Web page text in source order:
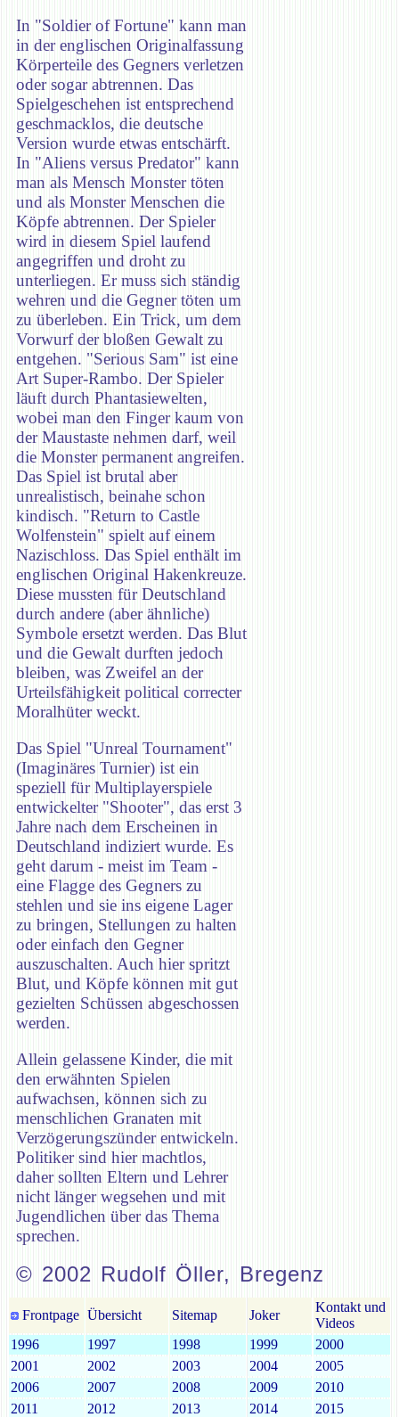
In "Soldier of Fortune" kann man
in der englischen Originalfassung
Körperteile des Gegners verletzen
oder sogar abtrennen. Das
Spielgeschehen ist entsprechend
geschmacklos, die deutsche
Version wurde etwas entschärft.
In "Aliens versus Predator" kann
man als Mensch Monster töten
und als Monster Menschen die
Köpfe abtrennen. Der Spieler
wird in diesem Spiel laufend
angegriffen und droht zu
unterliegen. Er muss sich ständig
wehren und die Gegner töten um
zu überleben. Ein Trick, um dem
Vorwurf der bloßen Gewalt zu
entgehen. "Serious Sam" ist eine
Art Super-Rambo. Der Spieler
läuft durch Phantasiewelten,
wobei man den Finger kaum von
der Maustaste nehmen darf, weil
die Monster permanent angreifen.
Das Spiel ist brutal aber
unrealistisch, beinahe schon
kindisch. "Return to Castle
Wolfenstein" spielt auf einem
Nazischloss. Das Spiel enthält im
englischen Original Hakenkreuze.
Diese mussten für Deutschland
durch andere (aber ähnliche)
Symbole ersetzt werden. Das Blut
und die Gewalt durften jedoch
bleiben, was Zweifel an der
Urteilsfähigkeit political correcter
Moralhüter weckt.
Das Spiel "Unreal Tournament"
(Imaginäres Turnier) ist ein
speziell für Multiplayerspiele
entwickelter "Shooter", das erst 3
Jahre nach dem Erscheinen in
Deutschland indiziert wurde. Es
geht darum - meist im Team -
eine Flagge des Gegners zu
stehlen und sie ins eigene Lager
zu bringen, Stellungen zu halten
oder einfach den Gegner
auszuschalten. Auch hier spritzt
Blut, und Köpfe können mit gut
gezielten Schüssen abgeschossen
werden.
Allein gelassene Kinder, die mit
den erwähnten Spielen
aufwachsen, können sich zu
menschlichen Granaten mit
Verzögerungszünder entwickeln.
Politiker sind hier machtlos,
daher sollten Eltern und Lehrer
nicht länger wegsehen und mit
Jugendlichen über das Thema
sprechen.
© 2002 Rudolf Öller, Bregenz
Frontpage Übersicht Sitemap Joker
Kontakt und
Videos
1996
1997 1998 1999
2000
2001
2002 2003 2004
2005
2006
2007 2008 2009
2010
2011
2012 2013 2014 2015